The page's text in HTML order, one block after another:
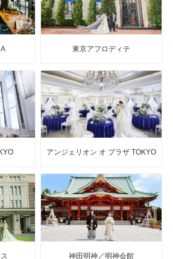
東京アフロディテ
アンジェリオン オ プラザ TOKYO
神田明神／明神会館